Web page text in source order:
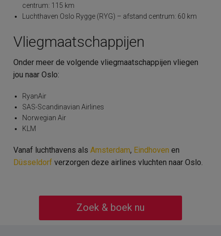
centrum: 115 km
Luchthaven Oslo Rygge (RYG) – afstand centrum: 60 km
Vliegmaatschappijen
Onder meer de volgende vliegmaatschappijen vliegen
jou naar Oslo:
RyanAir
SAS-Scandinavian Airlines
Norwegian Air
KLM
Vanaf luchthavens als Amsterdam, Eindhoven en
Düsseldorf verzorgen deze airlines vluchten naar Oslo.
Zoek & boek nu